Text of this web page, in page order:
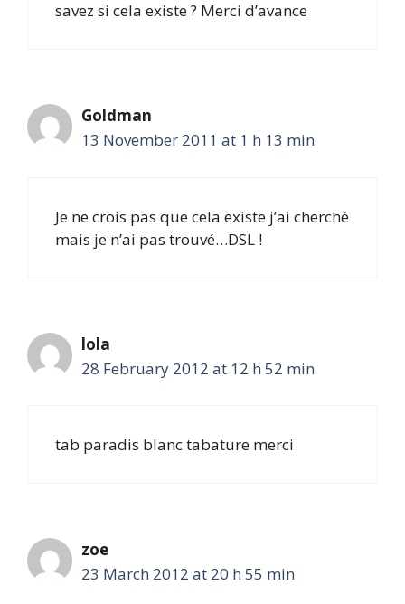
savez si cela existe ? Merci d’avance
Goldman
13 November 2011 at 1 h 13 min
Je ne crois pas que cela existe j’ai cherché
mais je n’ai pas trouvé…DSL !
lola
28 February 2012 at 12 h 52 min
tab paradis blanc tabature merci
zoe
23 March 2012 at 20 h 55 min